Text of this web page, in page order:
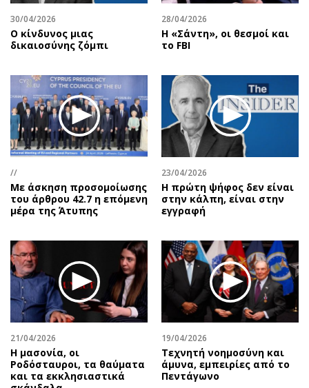
AstroBank Properties
Trends
Ενέργεια
Περιβάλλον
Ελλάδα
Κόσμος
Παράξενα
Πολιτισμός
Σινεμά
Θέατρο-Χορός
Εικαστικά
Βιβλίο
Χειρόγραφα
Περιβάλλον
Good Life
Γυναίκα
Ταξίδια
Συνταγές
Έξοδος
Media
Εκπομπές
Wine routes
Podcasts
Προσφορές
Προσωπικότητες στην ''Κ''
Επιστολές
30/04/2026
Ο κίνδυνος μιας
δικαιοσύνης ζόμπι
28/04/2026
Η «Σάντη», οι θεσμοί και
το FBI
//
Με άσκηση προσομοίωσης
του άρθρου 42.7 η επόμενη
μέρα της Άτυπης
23/04/2026
Η πρώτη ψήφος δεν είναι
στην κάλπη, είναι στην
εγγραφή
21/04/2026
Η μασονία, οι
Ροδόσταυροι, τα θαύματα
και τα εκκλησιαστικά
19/04/2026
Τεχνητή νοημοσύνη και
άμυνα, εμπειρίες από το
Πεντάγωνο